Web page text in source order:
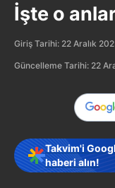
İşte o
Giriş Tarihi: 22 Aralık
Güncelleme Tarihi: 22
Takvim'i
haberi alın!